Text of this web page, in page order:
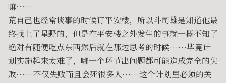
嘛……
荒自己也经常谈事的时候订平安楼，所以斗司雄是知道他最
终找上了星野的，但是在平安楼之外发生的事就一概不知了
绝对有随便吃点东西然后就在那边思考的时候……毕竟计
划实施起来太难了，哪一个环节出问题都可能造成完全的失
败……不仅失败而且会死很多人……这个计划里必须的关